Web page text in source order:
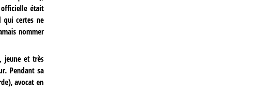
officielle était
qui certes ne
nommer
jeune et très
Pendant sa
avocat en